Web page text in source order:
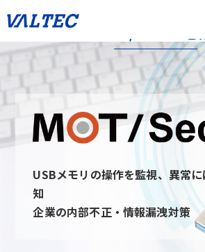
USBメモリの操作を監視、異常
知
企業の内部不正・情報漏洩対策
MOT/secureとは、社内・社外問わず従業員
デバイスを監視し、いつ・誰が・どんな情
録と通知を行うことができるサービスです。
USBデバイスを監視することを周知させる
を牽制し、防止できます。 また、MOT/
MOT/Secureへのお問い合